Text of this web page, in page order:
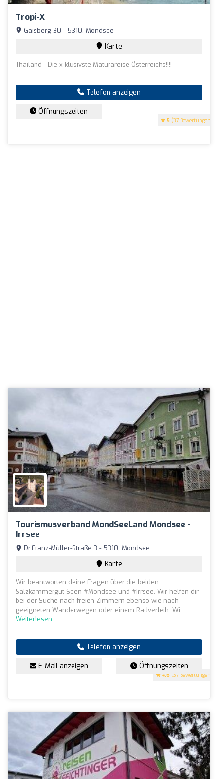
Tropi-X
5 (37 Bewertungen)
Gaisberg 30 - 5310, Mondsee
Karte
Thailand - Die x-klusivste Maturareise Österreichs!!!!
Telefon anzeigen
Öffnungszeiten
Tourismusverband MondSeeLand Mondsee -
Irrsee
4.6 (37 Bewertungen)
Dr.Franz-Müller-Straße 3 - 5310, Mondsee
Karte
Wir beantworten deine Fragen über die beiden
Salzkammergut Seen #Mondsee und #Irrsee. Wir helfen dir
bei der Suche nach freien Zimmern ebenso wie nach
geeigneten Wanderwegen oder einem Radverleih. Wi...
Weiterlesen
Telefon anzeigen
E-Mail anzeigen Öffnungszeiten